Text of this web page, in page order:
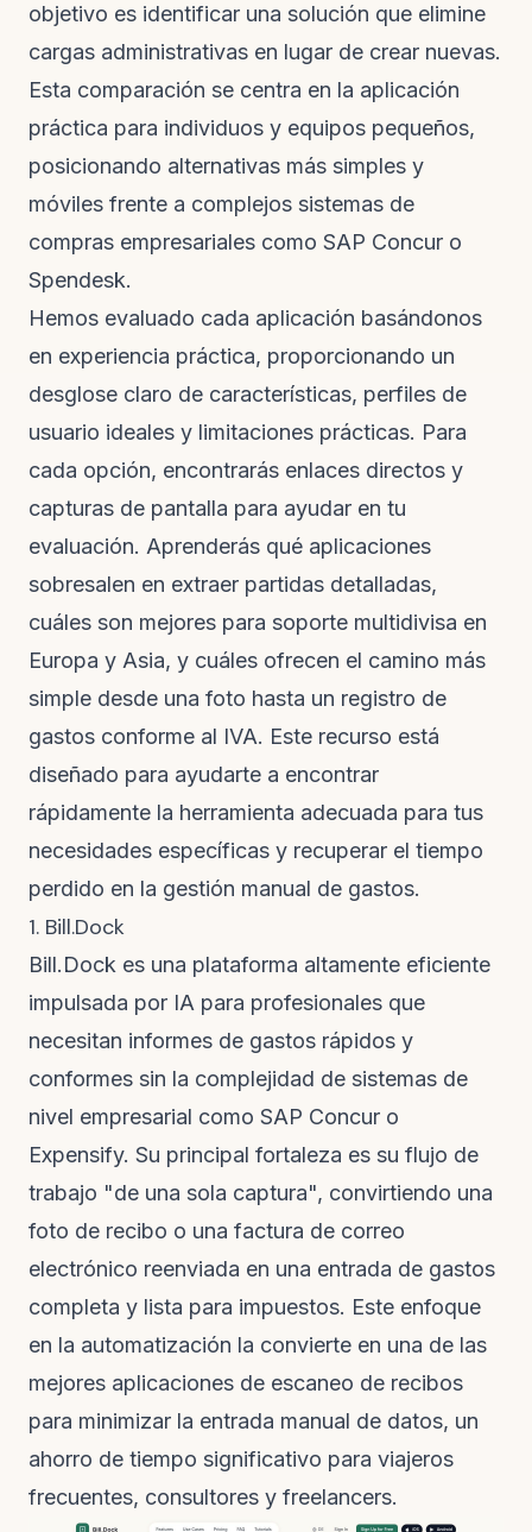
objetivo es identificar una solución que elimine
cargas administrativas en lugar de crear nuevas.
Esta comparación se centra en la aplicación
práctica para individuos y equipos pequeños,
posicionando alternativas más simples y
móviles frente a complejos sistemas de
compras empresariales como SAP Concur o
Spendesk.
Hemos evaluado cada aplicación basándonos
en experiencia práctica, proporcionando un
desglose claro de características, perfiles de
usuario ideales y limitaciones prácticas. Para
cada opción, encontrarás enlaces directos y
capturas de pantalla para ayudar en tu
evaluación. Aprenderás qué aplicaciones
sobresalen en extraer partidas detalladas,
cuáles son mejores para soporte multidivisa en
Europa y Asia, y cuáles ofrecen el camino más
simple desde una foto hasta un registro de
gastos conforme al IVA. Este recurso está
diseñado para ayudarte a encontrar
rápidamente la herramienta adecuada para tus
necesidades específicas y recuperar el tiempo
perdido en la gestión manual de gastos.
1. Bill.Dock
Bill.Dock es una plataforma altamente eficiente
impulsada por IA para profesionales que
necesitan informes de gastos rápidos y
conformes sin la complejidad de sistemas de
nivel empresarial como SAP Concur o
Expensify. Su principal fortaleza es su flujo de
trabajo "de una sola captura", convirtiendo una
foto de recibo o una factura de correo
electrónico reenviada en una entrada de gastos
completa y lista para impuestos. Este enfoque
en la automatización la convierte en una de las
mejores aplicaciones de escaneo de recibos
para minimizar la entrada manual de datos, un
ahorro de tiempo significativo para viajeros
frecuentes, consultores y freelancers.